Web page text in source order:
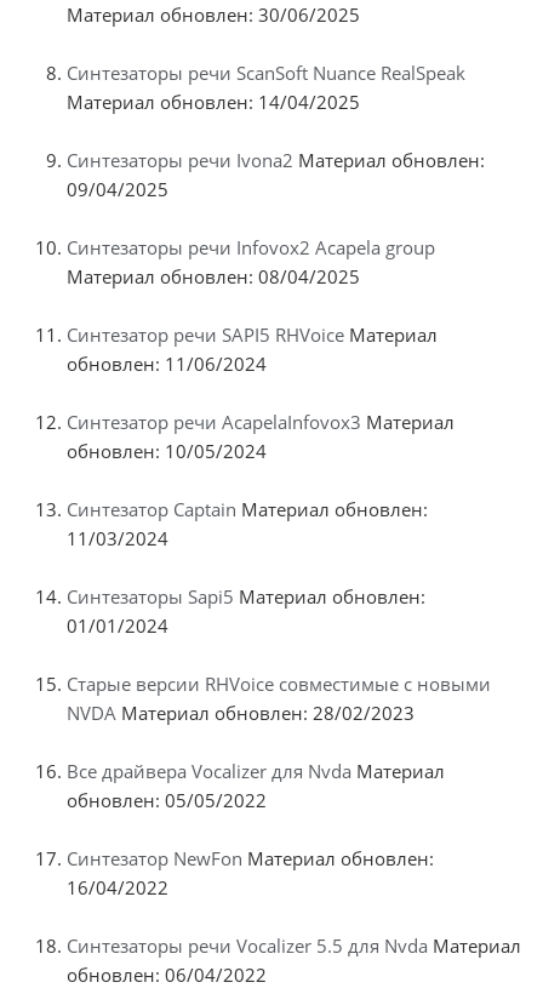
Материал обновлен: 30/06/2025
Синтезаторы речи ScanSoft Nuance RealSpeak
Материал обновлен: 14/04/2025
Синтезаторы речи Ivona2 Материал обновлен:
09/04/2025
Синтезаторы речи Infovox2 Acapela group
Материал обновлен: 08/04/2025
Синтезатор речи SAPI5 RHVoice Материал
обновлен: 11/06/2024
Синтезатор речи AcapelaInfovox3 Материал
обновлен: 10/05/2024
Синтезатор Captain Материал обновлен:
11/03/2024
Синтезаторы Sapi5 Материал обновлен:
01/01/2024
Старые версии RHVoice совместимые с новыми
NVDA Материал обновлен: 28/02/2023
Все драйвера Vocalizer для Nvda Материал
обновлен: 05/05/2022
Синтезатор NewFon Материал обновлен:
16/04/2022
Синтезаторы речи Vocalizer 5.5 для Nvda Материал
обновлен: 06/04/2022